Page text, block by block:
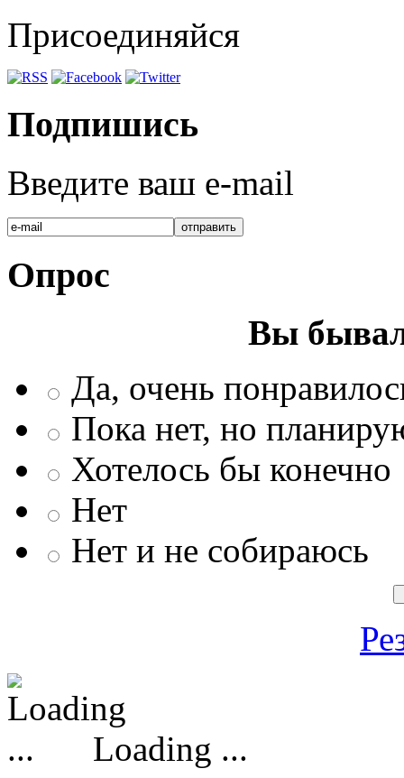
Присоединяйся
Подпишись
Введите ваш e-mail
Опрос
Вы
Да, очень
Пока нет, но
Хотелось бы конечно
Нет
Нет и не собираюсь
Loading ...